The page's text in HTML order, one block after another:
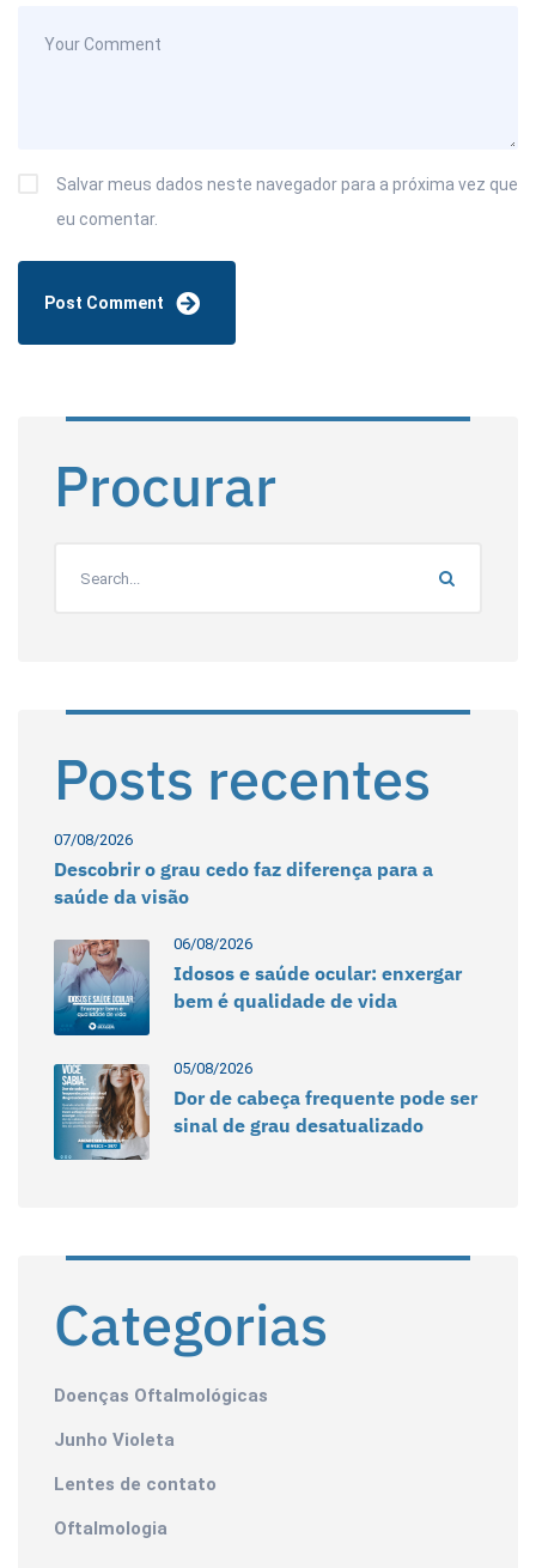
Salvar meus dados neste navegador para a próxima vez que
eu comentar.
Procurar
Posts recentes
07/08/2026
Descobrir o grau cedo faz diferença para a
saúde da visão
06/08/2026
Idosos e saúde ocular: enxergar
bem é qualidade de vida
05/08/2026
Dor de cabeça frequente pode ser
sinal de grau desatualizado
Categorias
Doenças Oftalmológicas
Junho Violeta
Lentes de contato
Oftalmologia